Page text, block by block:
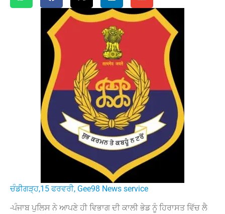
ਚੰਡੀਗੜ੍ਹ,15 ਫਰਵਰੀ, Gee98 News service
-ਪੰਜਾਬ ਪੁਲਿਸ ਨੇ ਆਪਣੇ ਹੀ ਵਿਭਾਗ ਦੀ ਕਾਲੀ ਭੇਡ ਨੂੰ ਹਿਰਾਸਤ ਵਿੱਚ ਲੈ